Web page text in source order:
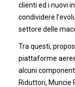
clienti ed i nuovi
condividere
settore delle
Tra questi,
piattaforme
alcuni
Riduttori, Muncie